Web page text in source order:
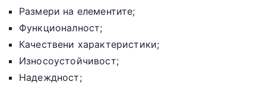
Размери на елементите;
Функционалност;
Качествени характеристики;
Износоустойчивост;
Надеждност;